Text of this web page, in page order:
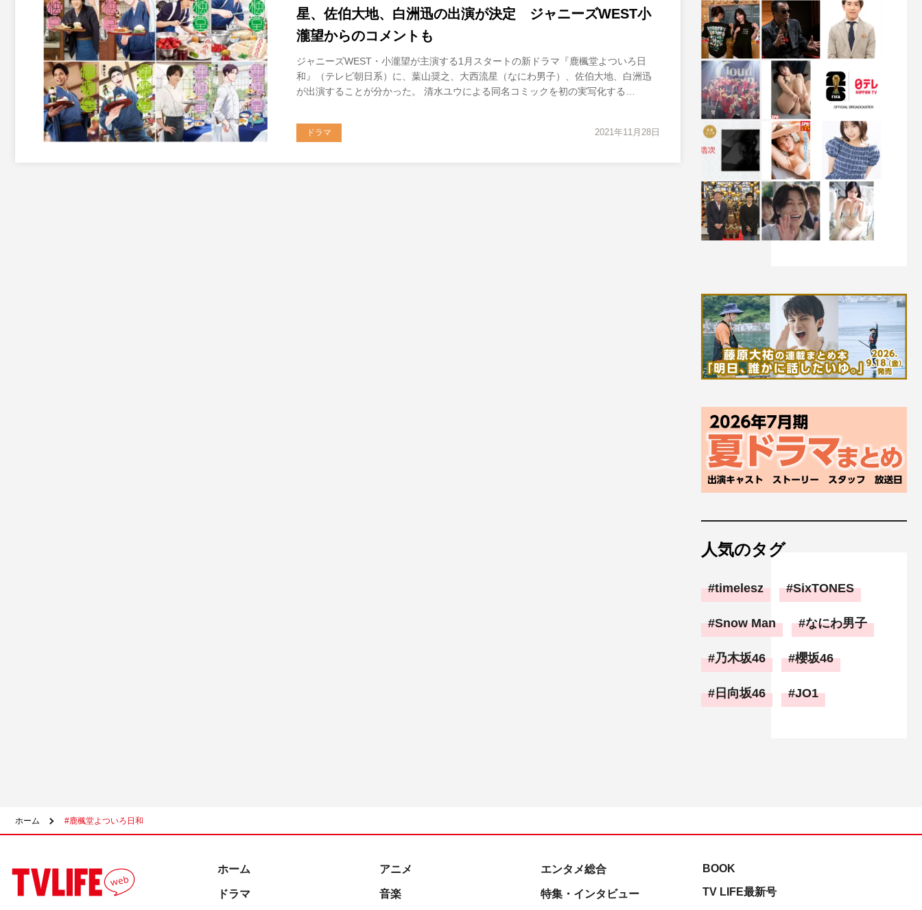
星、佐伯大地、白洲迅の出演が決定 ジャニーズWEST小
瀧望からのコメントも
ジャニーズWEST・小瀧望が主演する1月スタートの新ドラマ『鹿楓堂よついろ日
和』（テレビ朝日系）に、葉山奨之、大西流星（なにわ男子）、佐伯大地、白洲迅
が出演することが分かった。 清水ユウによる同名コミックを初の実写化する…
2021年11月28日
ドラマ
人気のタグ
timelesz SixTONES
Snow Man なにわ男子
乃木坂46 櫻坂46
日向坂46 JO1
ホーム #鹿楓堂よついろ日和
ホーム
ドラマ
アニメ
音楽
エンタメ総合
特集・インタビュー
BOOK
TV LIFE最新号